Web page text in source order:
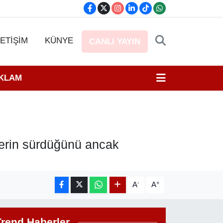
KÜNYE CANLI YAYIN
sürdüğünü ancak
A- A+